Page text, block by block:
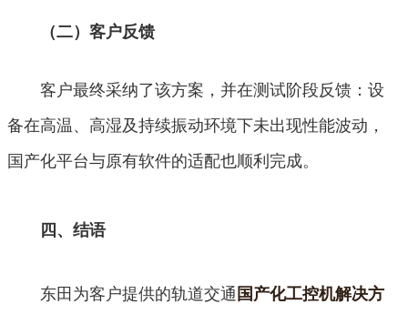
（二）客户反馈
客户最终采纳了该方案，并在测试阶段反馈：设
备在高温、高湿及持续振动环境下未出现性能波动，
国产化平台与原有软件的适配也顺利完成。
四、结语
东田为客户提供的轨道交通国产化工控机解决方